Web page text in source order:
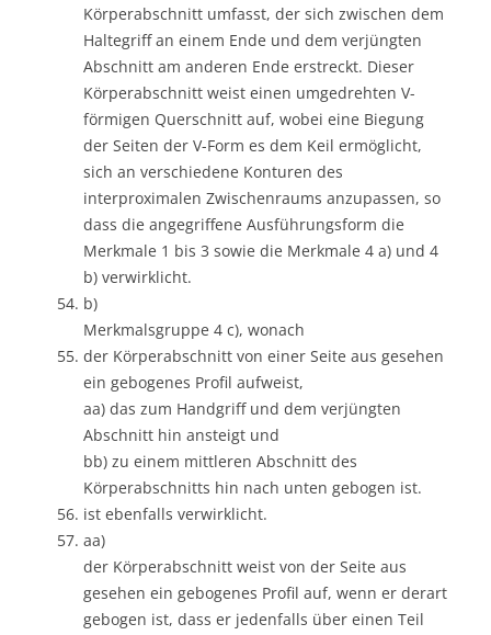
Körperabschnitt umfasst, der sich zwischen dem
Haltegriff an einem Ende und dem verjüngten
Abschnitt am anderen Ende erstreckt. Dieser
Körperabschnitt weist einen umgedrehten V-
förmigen Querschnitt auf, wobei eine Biegung
der Seiten der V-Form es dem Keil ermöglicht,
sich an verschiedene Konturen des
interproximalen Zwischenraums anzupassen, so
dass die angegriffene Ausführungsform die
Merkmale 1 bis 3 sowie die Merkmale 4 a) und 4
b) verwirklicht.
b)
Merkmalsgruppe 4 c), wonach
der Körperabschnitt von einer Seite aus gesehen
ein gebogenes Profil aufweist,
aa) das zum Handgriff und dem verjüngten
Abschnitt hin ansteigt und
bb) zu einem mittleren Abschnitt des
Körperabschnitts hin nach unten gebogen ist.
ist ebenfalls verwirklicht.
aa)
der Körperabschnitt weist von der Seite aus
gesehen ein gebogenes Profil auf, wenn er derart
gebogen ist, dass er jedenfalls über einen Teil